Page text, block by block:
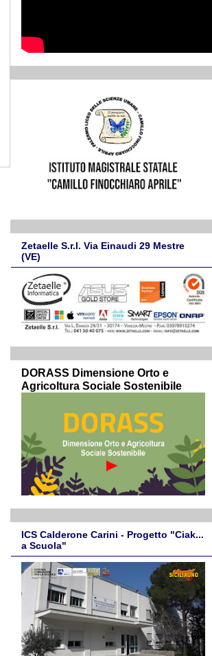
Zetaelle S.r.l. Via Einaudi 29 Mestre
(VE)
DORASS Dimensione Orto e
Agricoltura Sociale Sostenibile
ICS Calderone Carini - Progetto "Ciak...
a Scuola"